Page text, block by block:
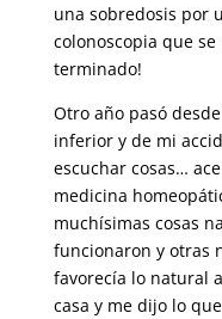
una sobredosis por
colonoscopia que se
terminado!
Otro año pasó
inferior y de mi
escuchar cosas…
medicina
muchísimas cosas
funcionaron y otras
favorecía lo natural
casa y me dijo lo